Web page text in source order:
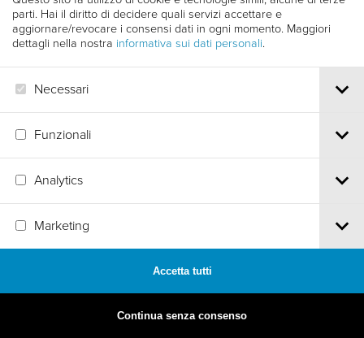
parti. Hai il diritto di decidere quali servizi accettare e
aggiornare/revocare i consensi dati in ogni momento. Maggiori
dettagli nella nostra informativa sui dati personali.
Necessari
Funzionali
Analytics
Marketing
Accetta tutti
Continua senza consenso